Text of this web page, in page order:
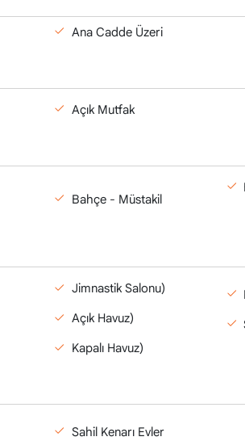
Ana Cadde Üzeri
Açık Mutfak
Bahçe - Müstakil
Jimnastik Salonu)
Açık Havuz)
Kapalı Havuz)
Sahil Kenarı Evler